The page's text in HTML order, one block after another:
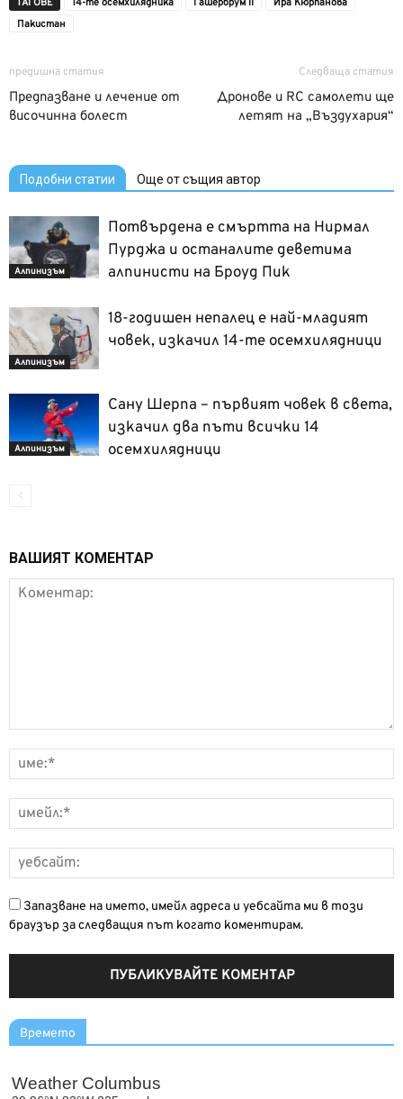
ТАГОВЕ 14-те осемхилядника Гашербрум II
Ира Кюрпанова
Пакистан
предишна статия
Предпазване и лечение от
височинна болест
Следваща статия
Дронове и RC самолети ще
летят на „Въздухария“
Подобни статии Още от същия автор
Алпинизъм
Потвърдена е смъртта на Нирмал
Пурджа и останалите деветима
алпинисти на Броуд Пик
Алпинизъм
18-годишен непалец е най-младият
човек, изкачил 14-те осемхилядници
Алпинизъм
Сану Шерпа – първият човек в света,
изкачил два пъти всички 14
осемхилядници
ВАШИЯТ КОМЕНТАР
Запазване на името, имейл адреса и уебсайта ми в този
браузър за следващия път когато коментирам.
Времето